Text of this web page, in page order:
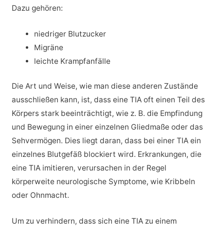
Dazu gehören:
niedriger Blutzucker
Migräne
leichte Krampfanfälle
Die Art und Weise, wie man diese anderen Zustände
ausschließen kann, ist, dass eine TIA oft einen Teil des
Körpers stark beeinträchtigt, wie z. B. die Empfindung
und Bewegung in einer einzelnen Gliedmaße oder das
Sehvermögen. Dies liegt daran, dass bei einer TIA ein
einzelnes Blutgefäß blockiert wird. Erkrankungen, die
eine TIA imitieren, verursachen in der Regel
körperweite neurologische Symptome, wie Kribbeln
oder Ohnmacht.
Um zu verhindern, dass sich eine TIA zu einem